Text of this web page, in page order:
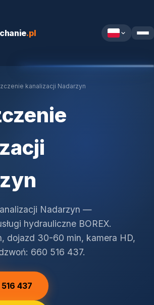
.pl
kanalizacji Nadarzyn
Nadarzyn —
hydrauliczne BOREX.
dojazd 30-60 min, kamera HD,
660 516 437.
437